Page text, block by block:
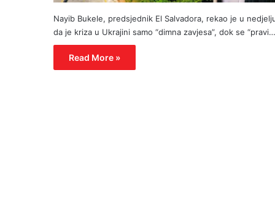
Nayib Bukele, predsjednik El Salvadora, rekao je u
da je kriza u Ukrajini samo “dimna zavjesa”, dok se “pravi…
Read More »